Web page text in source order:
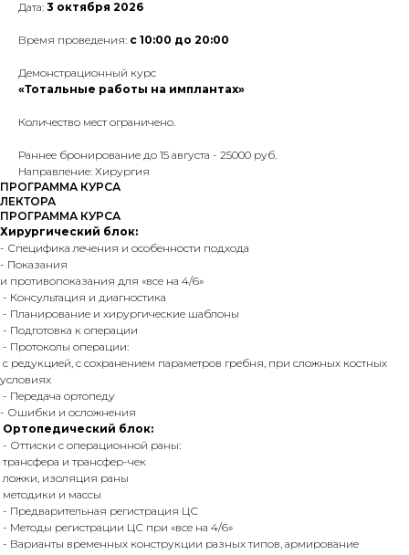
Дата: 3 октября 2026
Время проведения: с 10:00 до 20:00
Демонстрационный курс
«Тотальные работы на имплантах»
Количество мест ограничено.
Раннее бронирование до 15 августа - 25000 руб.
Направление: Хирургия
ПРОГРАММА КУРСА
ЛЕКТОРА
ПРОГРАММА КУРСА
Хирургический блок:
- Специфика лечения и особенности подхода
- Показания
и противопоказания для «все на 4/6»
- Консультация и диагностика
- Планирование и хирургические шаблоны
- Подготовка к операции
- Протоколы операции:
с редукцией, с сохранением параметров гребня, при сложных костных
условиях
- Передача ортопеду
- Ошибки и осложнения
Ортопедический блок:
- Оттиски с операционной раны:
трансфера и трансфер-чек
ложки, изоляция раны
методики и массы
- Предварительная регистрация ЦС
- Методы регистрации ЦС при «все на 4/6»
- Варианты временных конструкции разных типов, армирование